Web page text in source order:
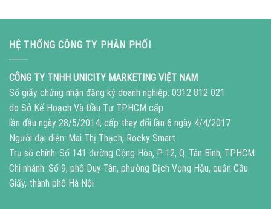
HỆ THỐNG CÔNG TY PHÂN PHỐI
CÔNG TY TNHH UNICITY MARKETING VIỆT NAM
Số giấy chứng nhận đăng ký doanh nghiệp: 0312 812 021
do Sở Kế Hoạch Và Đầu Tư TP.HCM cấp
lần đầu ngày 28/5/2014, cấp thay đổi lần 6 ngày 4/4/2017
Người đại diện: Mai Thị Thạch, Rocky Smart
Trụ sở chính: Số 141 đường Cộng Hòa, P. 12, Q. Tân Bình, TP.HCM
Chi nhánh: Số 9, phố Duy Tân, phường Dịch Vọng Hậu, quận Cầu
Giấy, thành phố Hà Nội